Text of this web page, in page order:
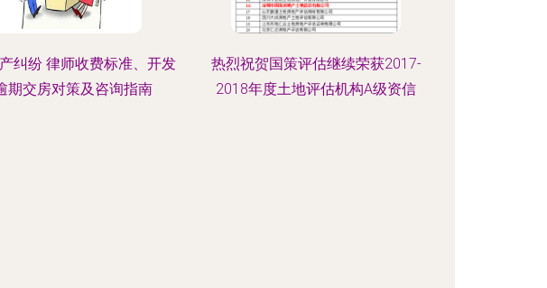
纠纷 律师收费标准、开发
期交房对策及咨询指南
热烈祝贺国策评估继续荣获2017-
2018年度土地评估机构A级资信